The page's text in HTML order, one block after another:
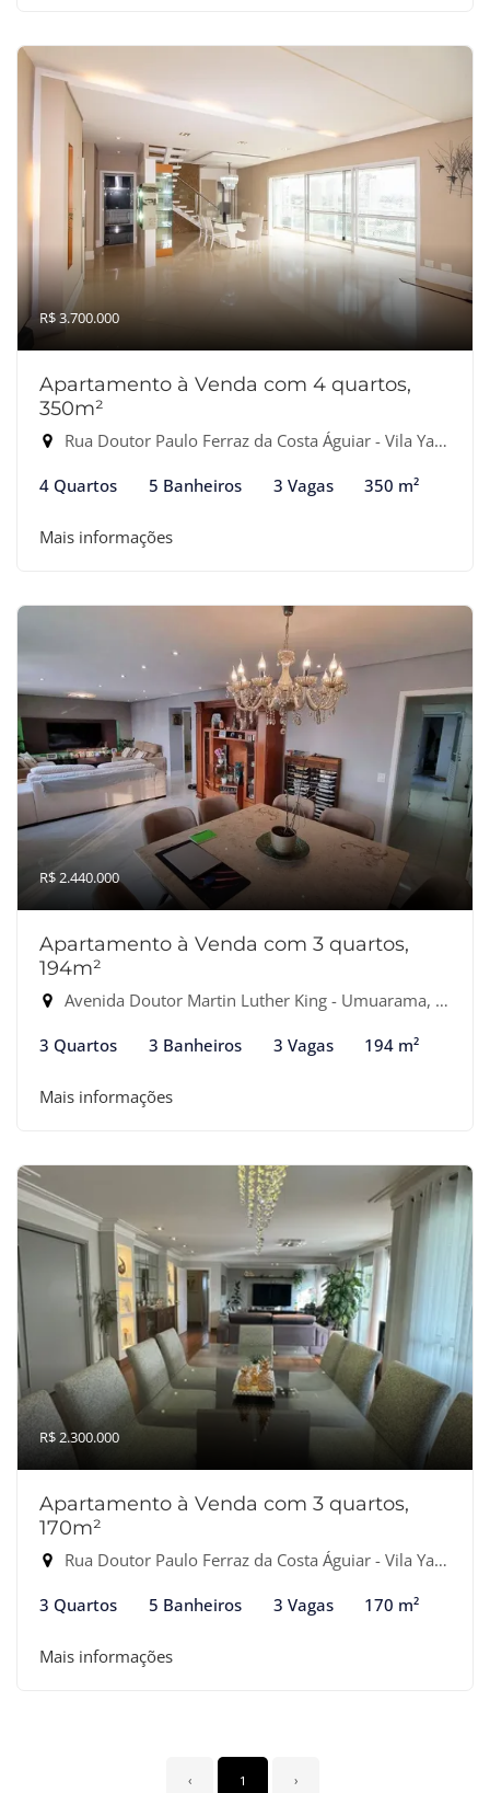
R$ 3.700.000
Apartamento à Venda com 4 quartos,
350m²
Rua Doutor Paulo Ferraz da Costa Águiar - Vila Yara, Osasco-SP
4 Quartos 5 Banheiros 3 Vagas 350 m²
Mais informações
R$ 2.440.000
Apartamento à Venda com 3 quartos,
194m²
Avenida Doutor Martin Luther King - Umuarama, Osasco-SP
3 Quartos 3 Banheiros 3 Vagas 194 m²
Mais informações
R$ 2.300.000
Apartamento à Venda com 3 quartos,
170m²
Rua Doutor Paulo Ferraz da Costa Águiar - Vila Yara, Osasco-SP
3 Quartos 5 Banheiros 3 Vagas 170 m²
Mais informações
‹ 1 ›